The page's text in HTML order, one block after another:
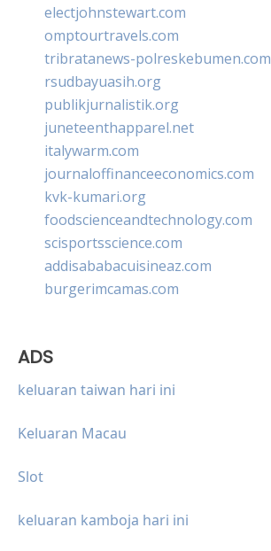
electjohnstewart.com
omptourtravels.com
tribratanews-polreskebumen.com
rsudbayuasih.org
publikjurnalistik.org
juneteenthapparel.net
italywarm.com
journaloffinanceeconomics.com
kvk-kumari.org
foodscienceandtechnology.com
scisportsscience.com
addisababacuisineaz.com
burgerimcamas.com
ADS
keluaran taiwan hari ini
Keluaran Macau
Slot
keluaran kamboja hari ini